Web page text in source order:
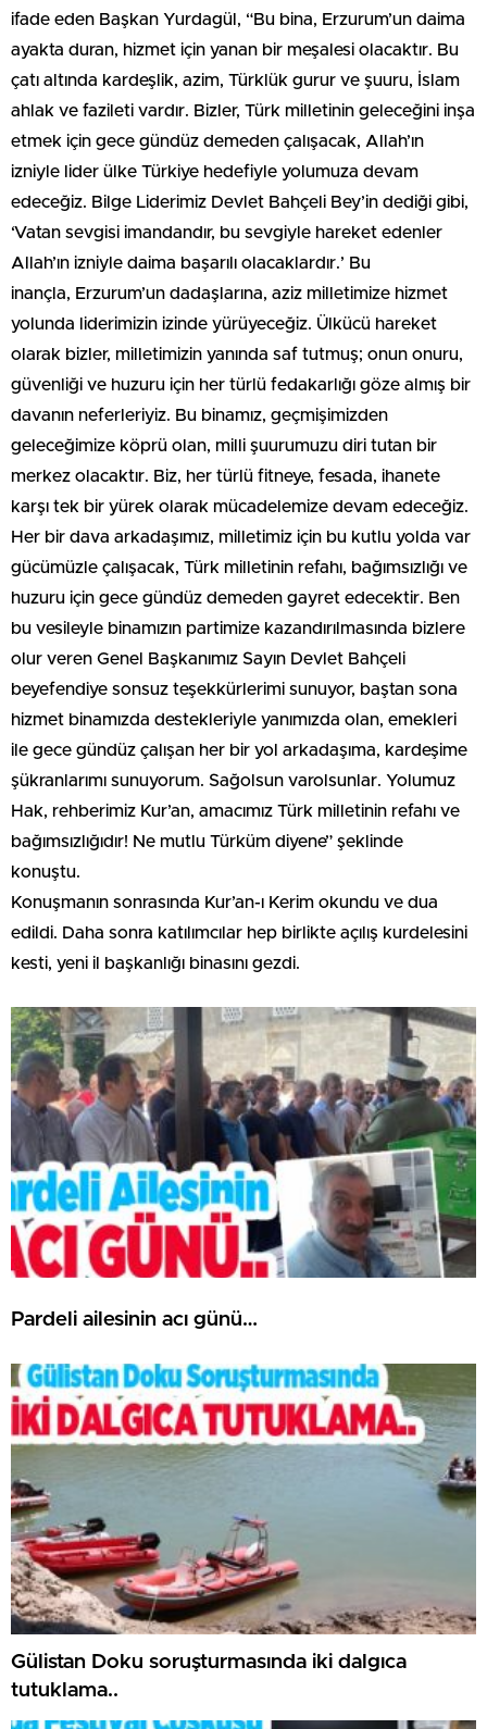
ifade eden Başkan Yurdagül, “Bu bina, Erzurum’un daima
ayakta duran, hizmet için yanan bir meşalesi olacaktır. Bu
çatı altında kardeşlik, azim, Türklük gurur ve şuuru, İslam
ahlak ve fazileti vardır. Bizler, Türk milletinin geleceğini inşa
etmek için gece gündüz demeden çalışacak, Allah’ın
izniyle lider ülke Türkiye hedefiyle yolumuza devam
edeceğiz. Bilge Liderimiz Devlet Bahçeli Bey’in dediği gibi,
‘Vatan sevgisi imandandır, bu sevgiyle hareket edenler
Allah’ın izniyle daima başarılı olacaklardır.’ Bu
inançla, Erzurum’un dadaşlarına, aziz milletimize hizmet
yolunda liderimizin izinde yürüyeceğiz. Ülkücü hareket
olarak bizler, milletimizin yanında saf tutmuş; onun onuru,
güvenliği ve huzuru için her türlü fedakarlığı göze almış bir
davanın neferleriyiz. Bu binamız, geçmişimizden
geleceğimize köprü olan, milli şuurumuzu diri tutan bir
merkez olacaktır. Biz, her türlü fitneye, fesada, ihanete
karşı tek bir yürek olarak mücadelemize devam edeceğiz.
Her bir dava arkadaşımız, milletimiz için bu kutlu yolda var
gücümüzle çalışacak, Türk milletinin refahı, bağımsızlığı ve
huzuru için gece gündüz demeden gayret edecektir. Ben
bu vesileyle binamızın partimize kazandırılmasında bizlere
olur veren Genel Başkanımız Sayın Devlet Bahçeli
beyefendiye sonsuz teşekkürlerimi sunuyor, baştan sona
hizmet binamızda destekleriyle yanımızda olan, emekleri
ile gece gündüz çalışan her bir yol arkadaşıma, kardeşime
şükranlarımı sunuyorum. Sağolsun varolsunlar. Yolumuz
Hak, rehberimiz Kur’an, amacımız Türk milletinin refahı ve
bağımsızlığıdır! Ne mutlu Türküm diyene” şeklinde
konuştu.
Konuşmanın sonrasında Kur’an-ı Kerim okundu ve dua
edildi. Daha sonra katılımcılar hep birlikte açılış kurdelesini
kesti, yeni il başkanlığı binasını gezdi.
Pardeli ailesinin acı günü…
Gülistan Doku soruşturmasında iki dalgıca
tutuklama..